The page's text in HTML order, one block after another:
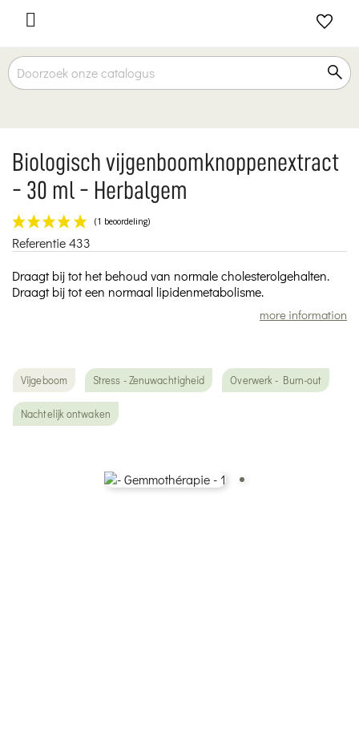

Biologisch vijgenboomknoppenextract
- 30 ml - Herbalgem
Referentie433
Draagt bij tot het behoud van normale cholesterolgehalten.
Draagt bij tot een normaal lipidenmetabolisme.
more information
Vijgeboom Stress - Zenuwachtigheid Overwerk - Burn-out
Nachtelijk ontwaken